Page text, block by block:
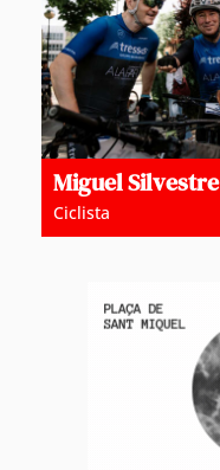
Miguel Silvestre
Ciclista